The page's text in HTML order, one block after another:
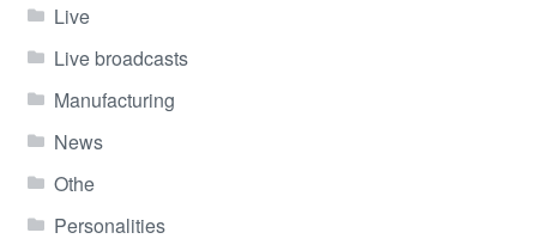
Live
Live broadcasts
Manufacturing
News
Othe
Personalities